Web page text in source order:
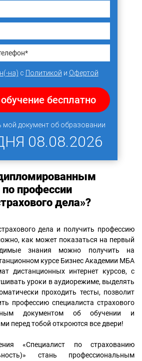
на) с Политикой и Офертой
бесплатно
мой документ об образовании
08.08.2026
профессии
дела»?
дела и получить профессию
как может показаться на первый
знания можно получить на
курсе Бизнес Академии МБА
дистанционных интернет курсов, с
уроки в аудиорежиме, выделять
проходить тесты, позволит
профессию специалиста страхового
документом об обучении и
перед тобой откроются все двери!
«Специалист по страхованию
стань профессиональным